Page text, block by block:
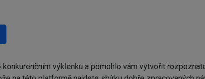
výklenku a pomohlo vám vytvořit